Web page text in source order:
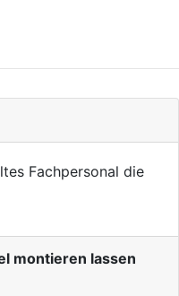
Fachpersonal die
montieren lassen